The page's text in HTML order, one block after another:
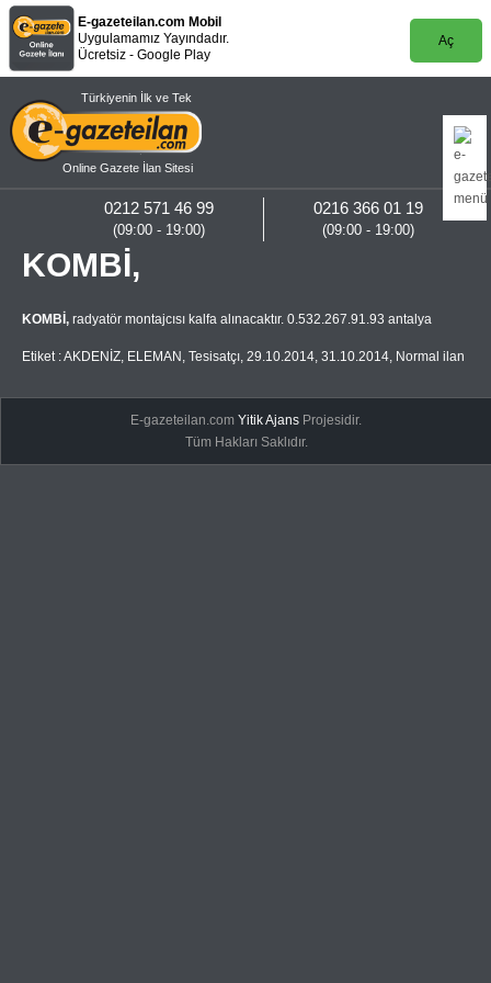
E-gazeteilan.com Mobil
Uygulamamız Yayındadır.
Ücretsiz - Google Play
Aç
Türkiyenin İlk ve Tek
Online Gazete İlan Sitesi
0216 366 01 19
(09:00 - 19:00)
0212 571 46 99
(09:00 - 19:00)
KOMBİ,
KOMBİ, radyatör montajcısı kalfa alınacaktır. 0.532.267.91.93 antalya
Etiket :AKDENİZ, ELEMAN , Tesisatçı, 29.10.2014, 31.10.2014, Normal ilan
E-gazeteilan.comYitik Ajans Projesidir.
Tüm Hakları Saklıdır.